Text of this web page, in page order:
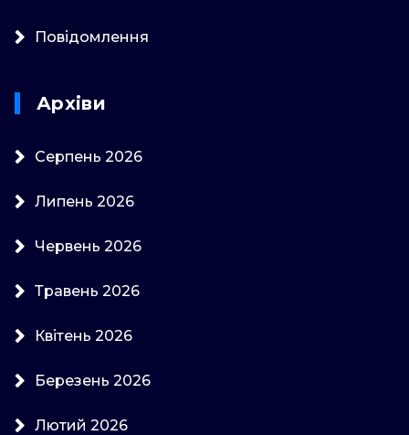
Повідомлення
Архіви
Серпень 2026
Липень 2026
Червень 2026
Травень 2026
Квітень 2026
Березень 2026
Лютий 2026